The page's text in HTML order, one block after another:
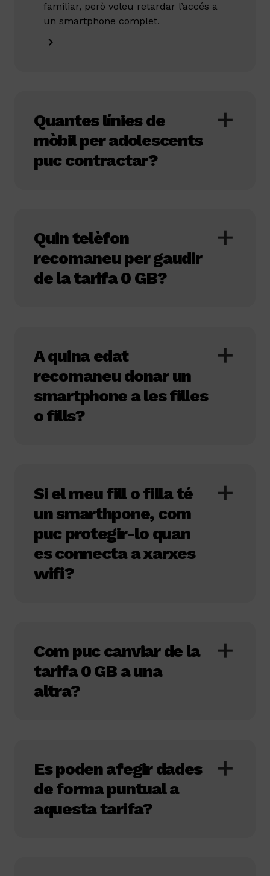
familiar, però voleu retardar l’accés a
un smartphone complet.
Quantes línies de
mòbil per adolescents
puc contractar?
Quin telèfon
recomaneu per gaudir
de la tarifa 0 GB?
A quina edat
recomaneu donar un
smartphone a les filles
o fills?
Si el meu fill o filla té
unsmarthpone, com
puc protegir-lo quan
es connecta a xarxes
wifi?
Com puc canviar de la
tarifa 0 GB a una
altra?
Es poden afegir dades
de forma puntual a
aquesta tarifa?